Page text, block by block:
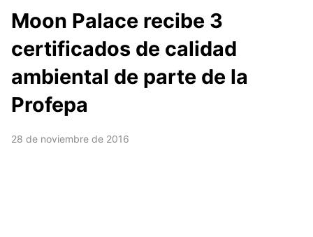
Moon Palace recibe 3
certificados de calidad
ambiental de parte de la
Profepa
28 de noviembre de 2016